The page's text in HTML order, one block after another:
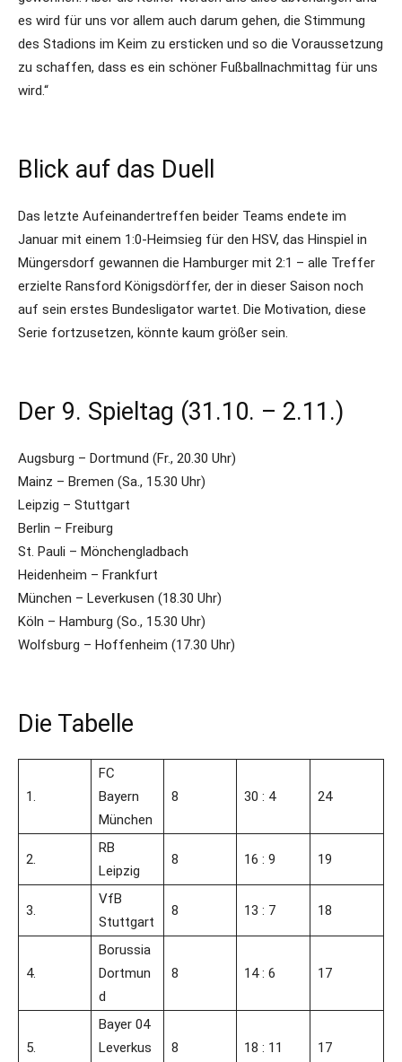
es wird für uns vor allem auch darum gehen, die Stimmung
des Stadions im Keim zu ersticken und so die Voraussetzung
zu schaffen, dass es ein schöner Fußballnachmittag für uns
wird.“
Blick auf das Duell
Das letzte Aufeinandertreffen beider Teams endete im
Januar mit einem 1:0-Heimsieg für den HSV, das Hinspiel in
Müngersdorf gewannen die Hamburger mit 2:1 – alle Treffer
erzielte Ransford Königsdörffer, der in dieser Saison noch
auf sein erstes Bundesligator wartet. Die Motivation, diese
Serie fortzusetzen, könnte kaum größer sein.
Der 9. Spieltag (31.10. – 2.11.)
Augsburg – Dortmund (Fr., 20.30 Uhr)
Mainz – Bremen (Sa., 15.30 Uhr)
Leipzig – Stuttgart
Berlin – Freiburg
St. Pauli – Mönchengladbach
Heidenheim – Frankfurt
München – Leverkusen (18.30 Uhr)
Köln – Hamburg (So., 15.30 Uhr)
Wolfsburg – Hoffenheim (17.30 Uhr)
Die Tabelle
1.
FC
Bayern
München
8 30 : 4 24
2.
RB
Leipzig
8 16 : 9 19
3.
VfB
Stuttgart
8 13 : 7 18
4.
Borussia
Dortmun
d
8 14 : 6 17
5.
Bayer 04
Leverkus
8 18 : 11 17